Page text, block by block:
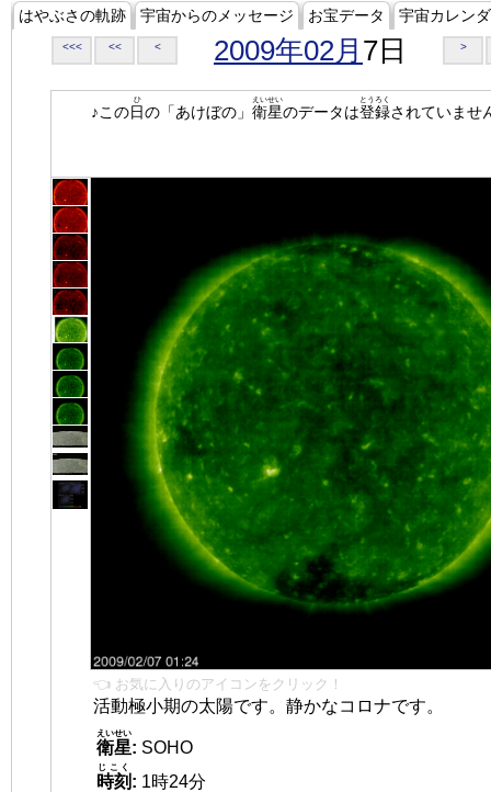
はやぶさの軌跡 宇宙からのメッセージ お宝データ 宇宙カレン
<<< << < 2009年02月 7日 >
♪この日
ひ
の「あけぼの」 衛星
えいせい
のデータは登録
とうろく
されていませ
👈 お気に入りのアイコンをクリック！
活動極小期の太陽です。静かなコロナです。
衛星
えいせい
: SOHO
時刻
じこく
: 1時24分